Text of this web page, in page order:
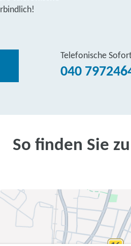
Telefonische
040
So finden Sie